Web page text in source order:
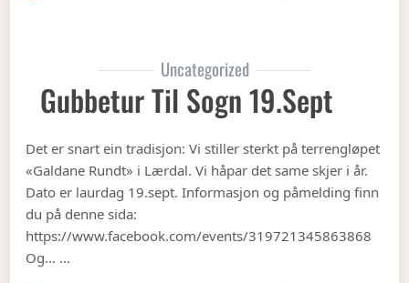
Uncategorized
Gubbetur Til Sogn 19.sept
Det er snart ein tradisjon: Vi stiller sterkt på terrengløpet
«Galdane Rundt» i Lærdal. Vi håpar det same skjer i år.
Dato er laurdag 19.sept. Informasjon og påmelding finn
du på denne sida:
https://www.facebook.com/events/319721345863868
Og… …